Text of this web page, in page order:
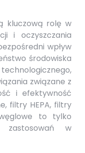
kluczową rolę w
i oczyszczania
wpływ
środowiska
związane z
i efektywność
filtry HEPA, filtry
to tylko
zastosowań w